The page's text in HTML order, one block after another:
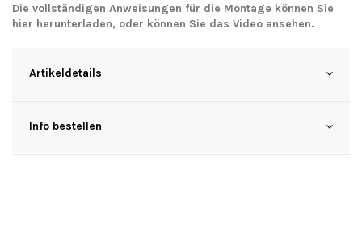
Die vollständigen Anweisungen für die Montage können Sie
hier herunterladen, oder können Sie das Video ansehen.
Artikeldetails
Info bestellen